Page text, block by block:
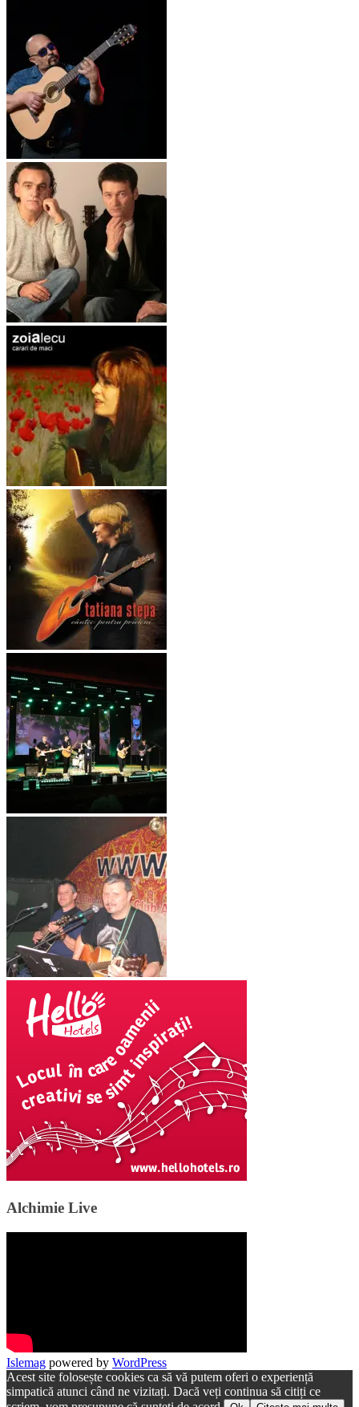
Alchimie Live
Islemag powered by WordPress
Acest site folosește cookies ca să vă putem oferi o experiență
simpatică atunci când ne vizitați. Dacă veți continua să citiți ce